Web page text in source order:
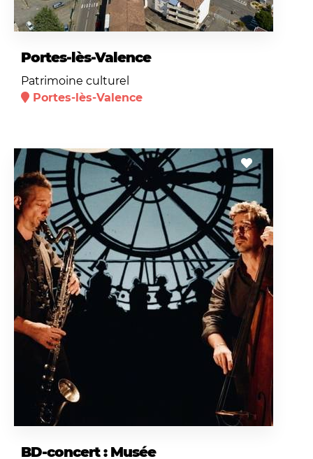
Portes-lès-Valence
Patrimoine culturel
Portes-lès-Valence
BD-concert : Musée